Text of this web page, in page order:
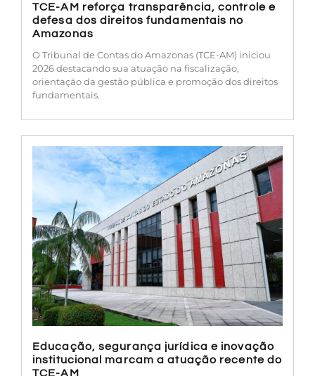
TCE-AM reforça transparência, controle e
defesa dos direitos fundamentais no
Amazonas
O Tribunal de Contas do Amazonas (TCE-AM) iniciou
2026 destacando sua atuação na fiscalização,
orientação da gestão pública e promoção dos direitos
fundamentais.
Educação, segurança jurídica e inovação
institucional marcam a atuação recente do
TCE-AM